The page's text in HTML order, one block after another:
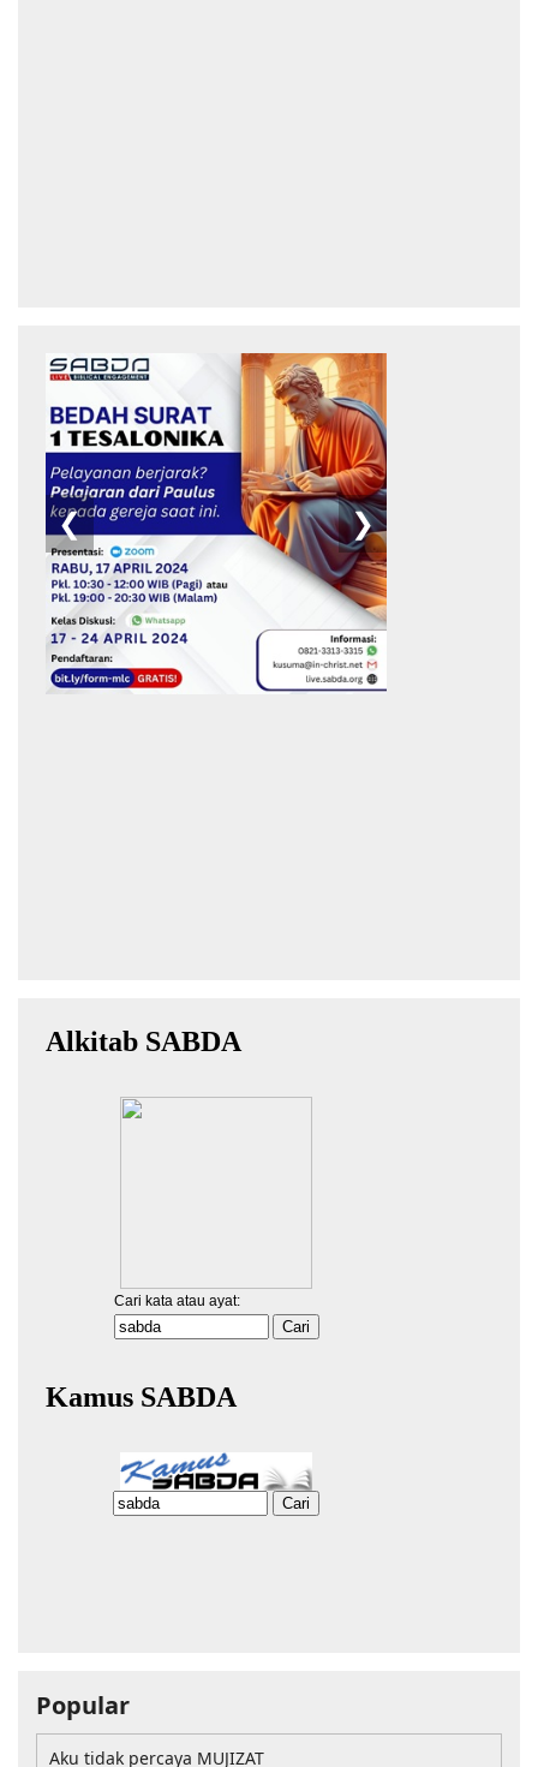
Popular
Aku tidak percaya MUJIZAT